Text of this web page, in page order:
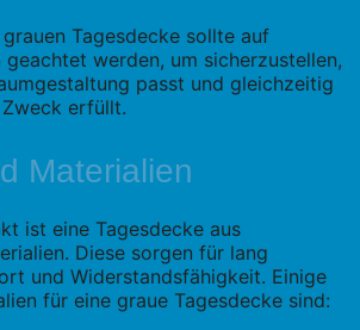
Tagesdecke sollte auf
werden, um sicherzustellen,
passt und gleichzeitig
erfüllt.
Materialien
ist eine Tagesdecke aus
Diese sorgen für lang
und Widerstandsfähigkeit. Einige
für eine graue Tagesdecke sind: